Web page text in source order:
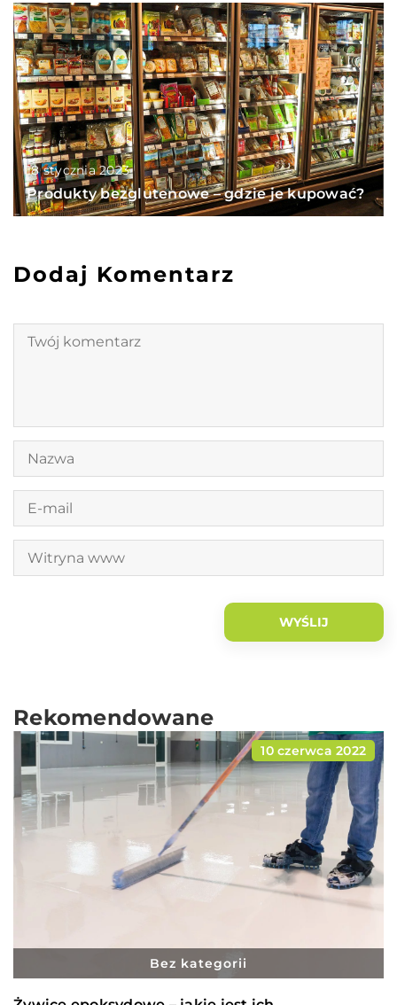
18 stycznia 2023
Produkty bezglutenowe – gdzie je kupować?
Dodaj Komentarz
Rekomendowane
10 czerwca 2022
Bez kategorii